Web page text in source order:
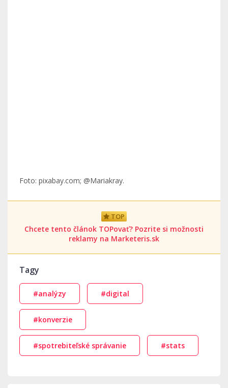
Foto: pixabay.com; @Mariakray.
TOP
Chcete tento článok TOPovať? Pozrite si možnosti
reklamy na Marketeris.sk
Tagy
#analýzy #digital
#konverzie
#spotrebiteľské správanie #stats